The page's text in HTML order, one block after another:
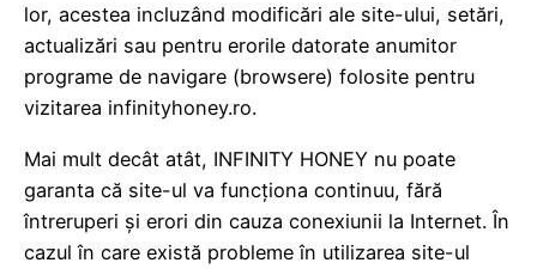
lor, acestea incluzând modificări ale site-ului, setări,
actualizări sau pentru erorile datorate anumitor
programe de navigare (browsere) folosite pentru
vizitarea infinityhoney.ro.
Mai mult decât atât, INFINITY HONEY nu poate
garanta că site-ul va funcționa continuu, fără
întreruperi și erori din cauza conexiunii la Internet. În
cazul în care există probleme în utilizarea site-ul